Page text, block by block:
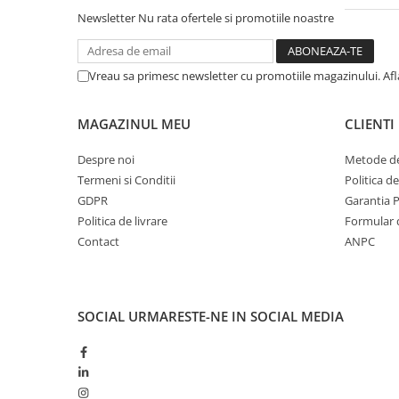
Newsletter Nu rata ofertele si promotiile noastre
Vreau sa primesc newsletter cu promotiile magazinului.
MAGAZINUL MEU
Despre noi
Termeni si Conditii
GDPR
Politica de livrare
Contact
CLIENTI
Metode
Politica
Garantia
Formular
ANPC
SOCIAL URMARESTE-NE IN SOCIAL MEDIA